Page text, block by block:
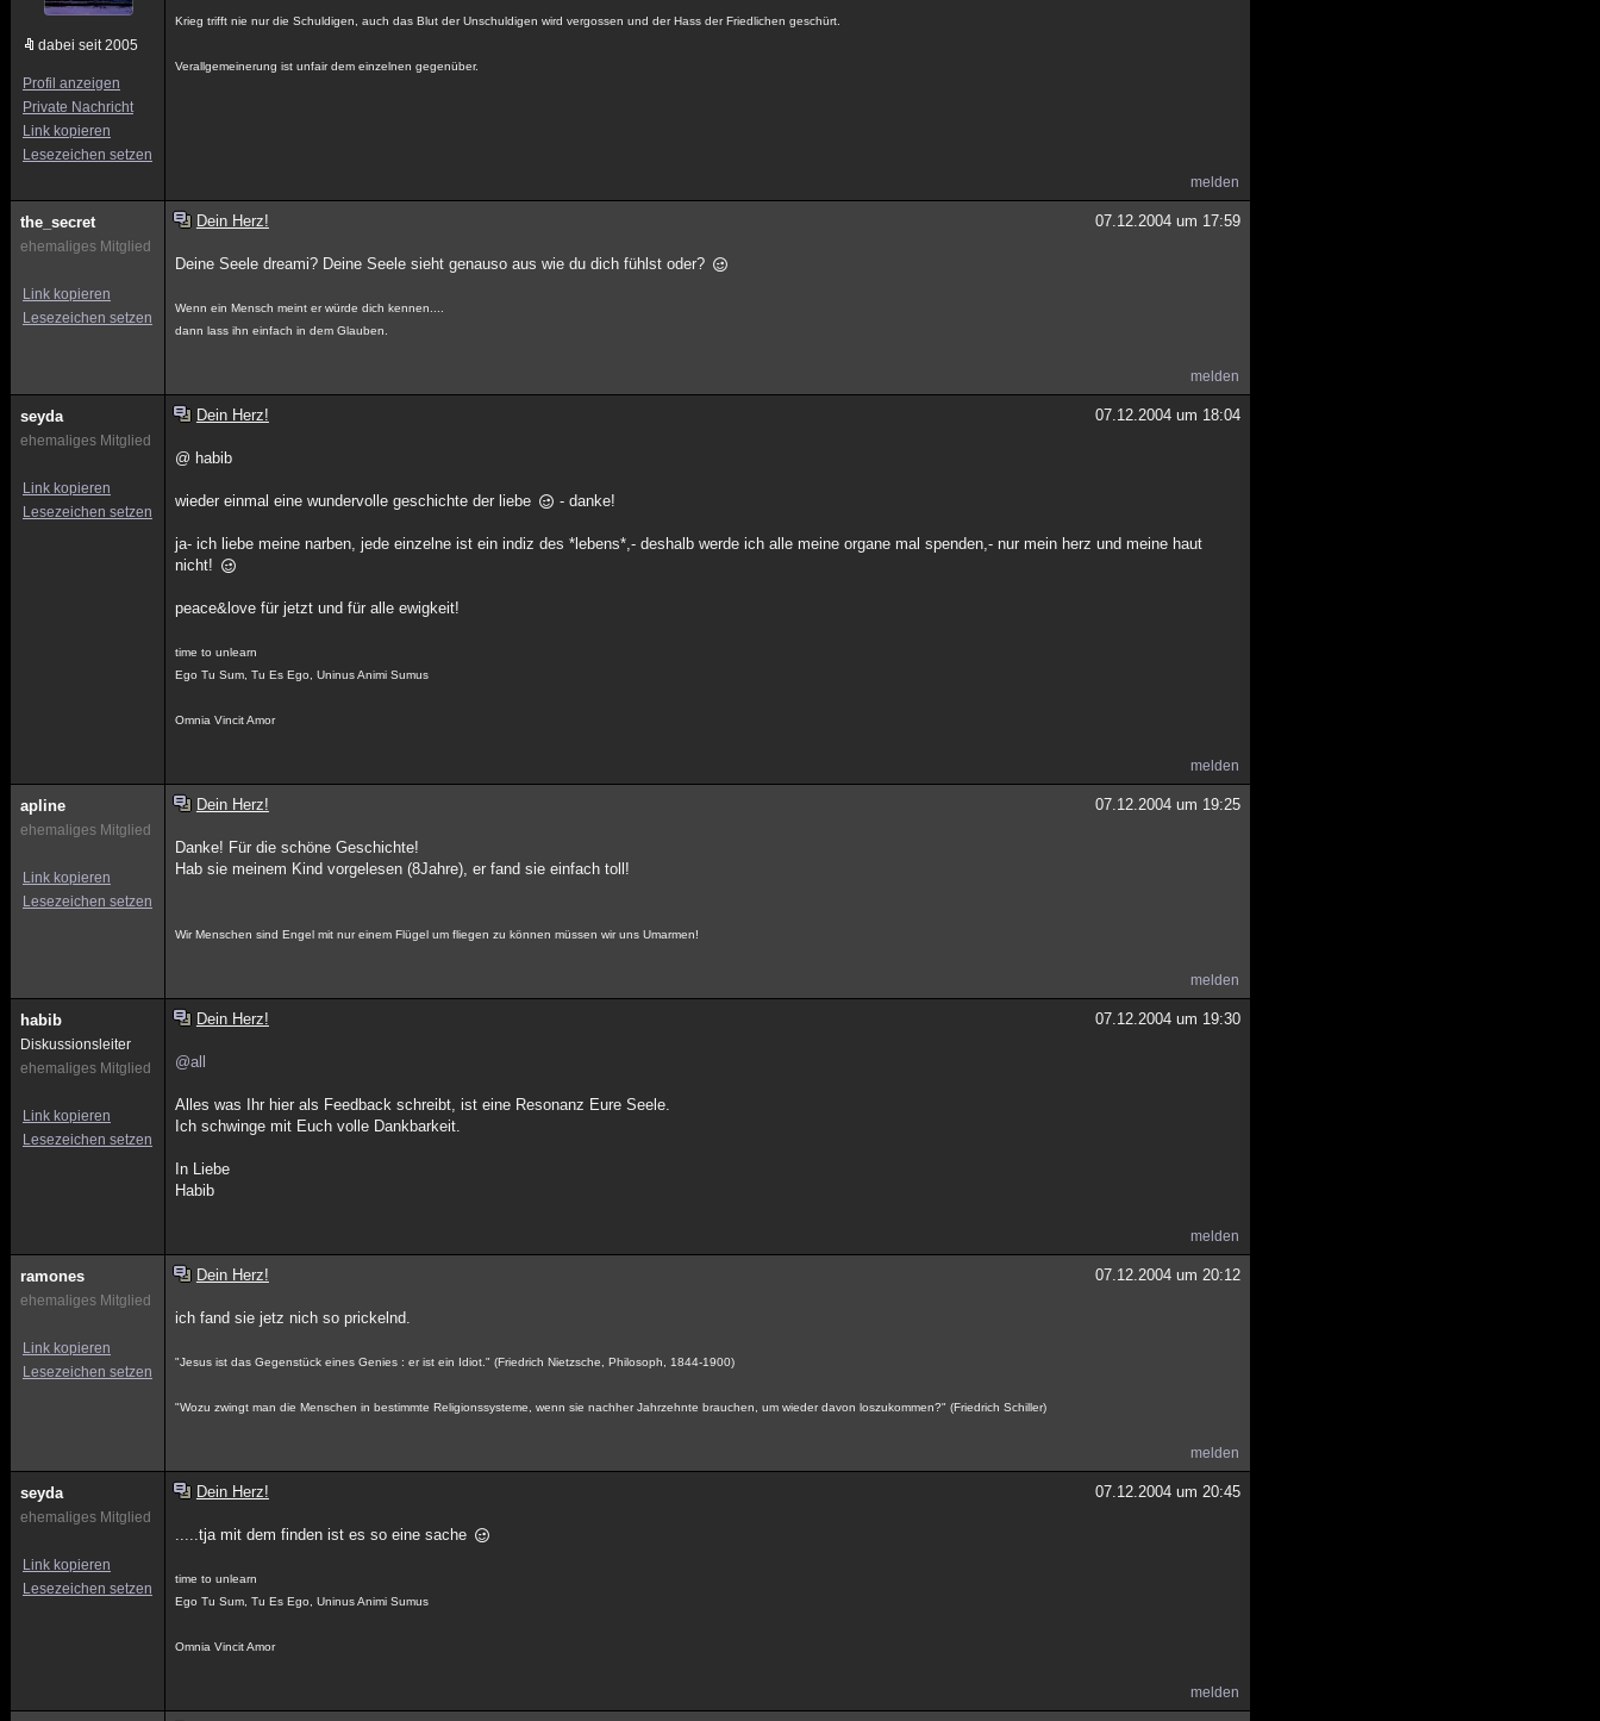
dabei seit 2005
Profil anzeigen
Private Nachricht
Link kopieren
Lesezeichen setzen
Krieg trifft nie nur die Schuldigen, auch das Blut der Unschuldigen wird vergossen und der Hass der Friedlichen geschürt.
Verallgemeinerung ist unfair dem einzelnen gegenüber.
melden
the_secret
ehemaliges Mitglied
Link kopieren
Lesezeichen setzen
Dein Herz! 07.12.2004 um 17:59
Deine Seele dreami? Deine Seele sieht genauso aus wie du dich fühlst oder?
Wenn ein Mensch meint er würde dich kennen....
dann lass ihn einfach in dem Glauben.
melden
seyda
ehemaliges Mitglied
Link kopieren
Lesezeichen setzen
Dein Herz! 07.12.2004 um 18:04
@ habib
wieder einmal eine wundervolle geschichte der liebe - danke!
ja- ich liebe meine narben, jede einzelne ist ein indiz des *lebens*,- deshalb werde ich alle meine organe mal spenden,- nur mein herz und meine haut
nicht!
peace&love für jetzt und für alle ewigkeit!
time to unlearn
Ego Tu Sum, Tu Es Ego, Uninus Animi Sumus
Omnia Vincit Amor
melden
apline
ehemaliges Mitglied
Link kopieren
Lesezeichen setzen
Dein Herz! 07.12.2004 um 19:25
Danke! Für die schöne Geschichte!
Hab sie meinem Kind vorgelesen (8Jahre), er fand sie einfach toll!
Wir Menschen sind Engel mit nur einem Flügel um fliegen zu können müssen wir uns Umarmen!
melden
habib
Diskussionsleiter
ehemaliges Mitglied
Link kopieren
Lesezeichen setzen
Dein Herz! 07.12.2004 um 19:30
@all
Alles was Ihr hier als Feedback schreibt, ist eine Resonanz Eure Seele.
Ich schwinge mit Euch volle Dankbarkeit.
In Liebe
Habib
melden
ramones
ehemaliges Mitglied
Link kopieren
Lesezeichen setzen
Dein Herz! 07.12.2004 um 20:12
ich fand sie jetz nich so prickelnd.
"Jesus ist das Gegenstück eines Genies : er ist ein Idiot." (Friedrich Nietzsche, Philosoph, 1844-1900)
"Wozu zwingt man die Menschen in bestimmte Religionssysteme, wenn sie nachher Jahrzehnte brauchen, um wieder davon loszukommen?" (Friedrich Schiller)
melden
seyda
ehemaliges Mitglied
Link kopieren
Lesezeichen setzen
Dein Herz! 07.12.2004 um 20:45
.....tja mit dem finden ist es so eine sache
time to unlearn
Ego Tu Sum, Tu Es Ego, Uninus Animi Sumus
Omnia Vincit Amor
melden